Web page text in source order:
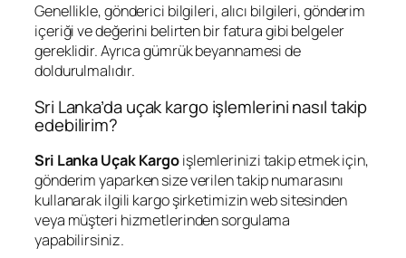
Genellikle, gönderici bilgileri, alıcı bilgileri, gönderim
içeriği ve değerini belirten bir fatura gibi belgeler
gereklidir. Ayrıca gümrük beyannamesi de
doldurulmalıdır.
Sri Lanka’da uçak kargo işlemlerini nasıl takip
edebilirim?
Sri Lanka Uçak Kargoişlemlerinizi takip etmek için,
gönderim yaparken size verilen takip numarasını
kullanarak ilgili kargo şirketimizin web sitesinden
veya müşteri hizmetlerinden sorgulama
yapabilirsiniz.